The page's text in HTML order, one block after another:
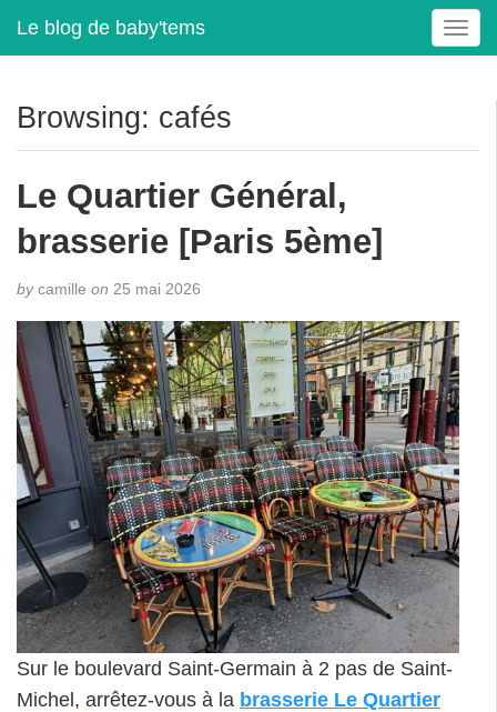
Le blog de baby'tems
T
o
e
t
i
o
n
Browsing: cafés
Le Quartier Général,
brasserie [Paris 5ème]
bycamille on 25 mai 2026
Sur le boulevard Saint-Germain à 2 pas de Saint-
Michel, arrêtez-vous à la brasserie Le Quartier